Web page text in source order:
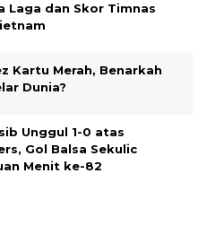
Laga dan Skor Timnas
Kartu Merah, Benarkah
Dunia?
Unggul 1-0 atas
Gol Balsa Sekulic
Menit ke-82